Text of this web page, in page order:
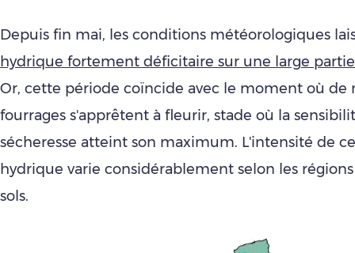
Depuis fin mai, les conditions météorologiques
hydrique fortement déficitaire sur une large
Or, cette période coïncide avec le moment où de
fourrages s'apprêtent à fleurir, stade où la
sécheresse atteint son maximum. L'intensité de
hydrique varie considérablement selon les
sols.